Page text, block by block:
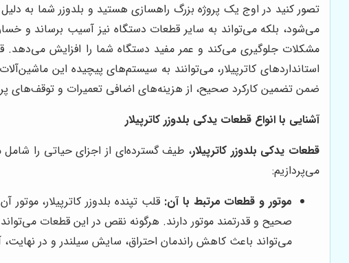
تصور کنید در اوج یک پروژه بزرگ راهسازی هستید و بلدوزر شما به
می‌شود، بلکه می‌تواند به سایر قطعات دستگاه نیز آسیب برساند و
مشکلات جلوگیری می‌کند و عمر مفید دستگاه شما را افزایش می‌دهد.
استانداردهای کاترپیلار، می‌توانند به سیستم‌های پیچیده این
ضمن تضمین کارکرد صحیح، از هزینه‌های اضافی تعمیرات و توقف‌های
آشنایی با انواع قطعات یدکی بلدوزر کاترپیلار
قطعات یدکی بلدوزر کاترپیلار، طیف گسترده‌ای از اجزای حیاتی را
می‌پردازیم:
موتور و قطعات مرتبط با آن: قلب تپنده بلدوزر کاترپیلار،
صحیح و قدرتمند موتور دارند. هرگونه نقص در این قطعات
می‌تواند باعث کاهش راندمان احتراق، سایش سیلندر و در